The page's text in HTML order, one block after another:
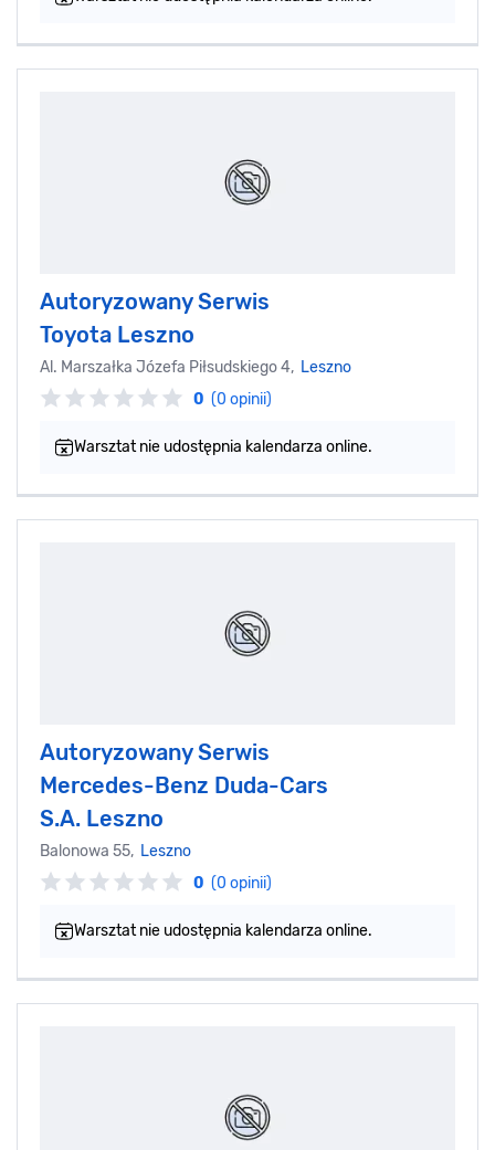
Autoryzowany Serwis
Toyota Leszno
Al. Marszałka Józefa Piłsudskiego 4, Leszno
0 (0 opinii)
Warsztat nie udostępnia kalendarza online.
Autoryzowany Serwis
Mercedes-Benz Duda-Cars
S.A. Leszno
Balonowa 55, Leszno
0 (0 opinii)
Warsztat nie udostępnia kalendarza online.